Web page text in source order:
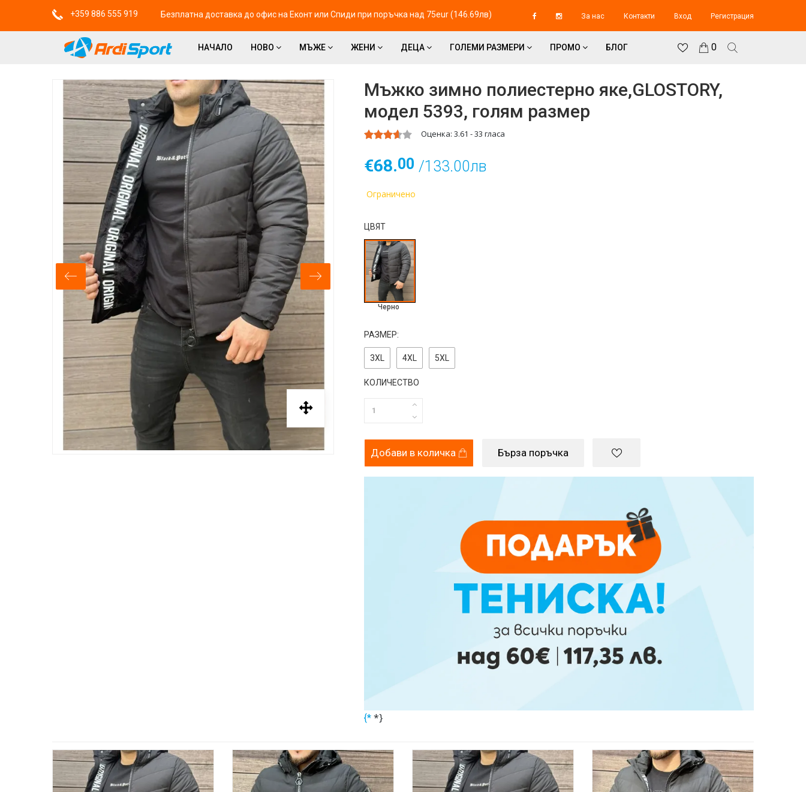
+359 886 555 919 Безплатна доставка до офис на Eконт или Спиди при поръчка над 75eur (146.69лв) За нас Контакти Вход Регистрация
НАЧАЛО НОВО МЪЖЕ ЖЕНИ ДЕЦА ГОЛЕМИ РАЗМЕРИ ПРОМО БЛОГ 0
Мъжко зимно полиестерно яке,GLOSTORY,
модел 5393, голям размер
Оценка: 3.61 -33 гласа
€68.00 /133.00лв
Ограничено
ЦВЯТ
Черно
РАЗМЕР:
3ХL 4XL 5XL
КОЛИЧЕСТВО
Добави в количка Бърза поръчка
{* *}